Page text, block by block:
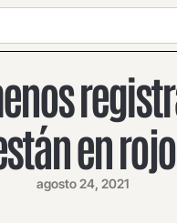
en rojo
agosto 24, 2021